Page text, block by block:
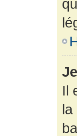
Il
la